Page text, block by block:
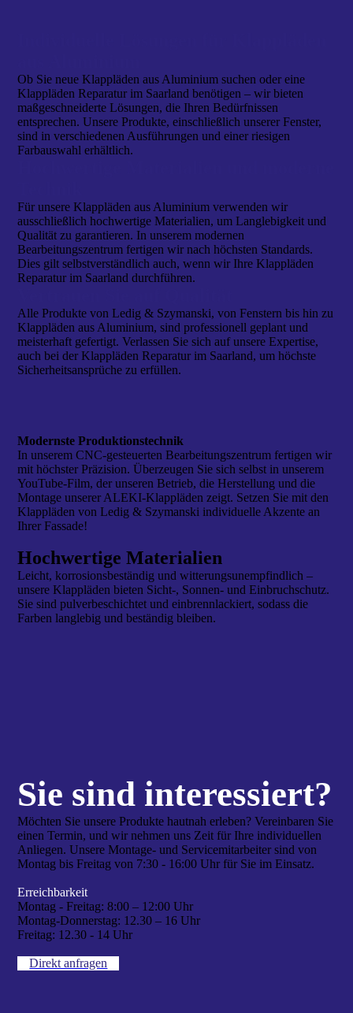
Ob Sie neue Klappläden aus Aluminium suchen oder eine
Klappläden Reparatur im Saarland benötigen – wir bieten
maßgeschneiderte Lösungen, die Ihren Bedürfnissen
entsprechen. Unsere Produkte, einschließlich unserer Fenster,
sind in verschiedenen Ausführungen und einer riesigen
Farbauswahl erhältlich.
Für unsere Klappläden aus Aluminium verwenden wir
ausschließlich hochwertige Materialien, um Langlebigkeit und
Qualität zu garantieren. In unserem modernen
Bearbeitungszentrum fertigen wir nach höchsten Standards.
Dies gilt selbstverständlich auch, wenn wir Ihre Klappläden
Reparatur im Saarland durchführen.
Alle Produkte von Ledig & Szymanski, von Fenstern bis hin zu
Klappläden aus Aluminium, sind professionell geplant und
meisterhaft gefertigt. Verlassen Sie sich auf unsere Expertise,
auch bei der Klappläden Reparatur im Saarland, um höchste
Sicherheitsansprüche zu erfüllen.
Modernste Produktionstechnik
In unserem CNC-gesteuerten Bearbeitungszentrum fertigen wir
mit höchster Präzision. Überzeugen Sie sich selbst in unserem
YouTube-Film, der unseren Betrieb, die Herstellung und die
Montage unserer ALEKI-Klappläden zeigt. Setzen Sie mit den
Klappläden von Ledig & Szymanski individuelle Akzente an
Ihrer Fassade!
Hochwertige Materialien
Leicht, korrosionsbeständig und witterungsunempfindlich –
unsere Klappläden bieten Sicht-, Sonnen- und Einbruchschutz.
Sie sind pulverbeschichtet und einbrennlackiert, sodass die
Farben langlebig und beständig bleiben.
Sie sind interes­siert?
Möchten Sie unsere Produkte hautnah erleben? Vereinbaren Sie
einen Termin, und wir nehmen uns Zeit für Ihre individuellen
Anliegen. Unsere Montage- und Servicemitarbeiter sind von
Montag bis Freitag von 7:30 - 16:00 Uhr für Sie im Einsatz.
Erreichbarkeit
Montag - Freitag: 8:00 – 12:00 Uhr
Montag-Donnerstag: 12.30 – 16 Uhr
Freitag: 12.30 - 14 Uhr
Direkt anfragen